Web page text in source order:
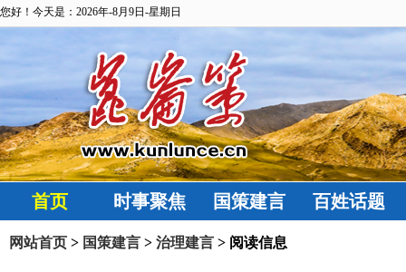
您好！今天是：2026年-8月9日-星期日
首页 时事聚焦 国策建言 百姓话题
网站首页 > 国策建言 > 治理建言 > 阅读信息